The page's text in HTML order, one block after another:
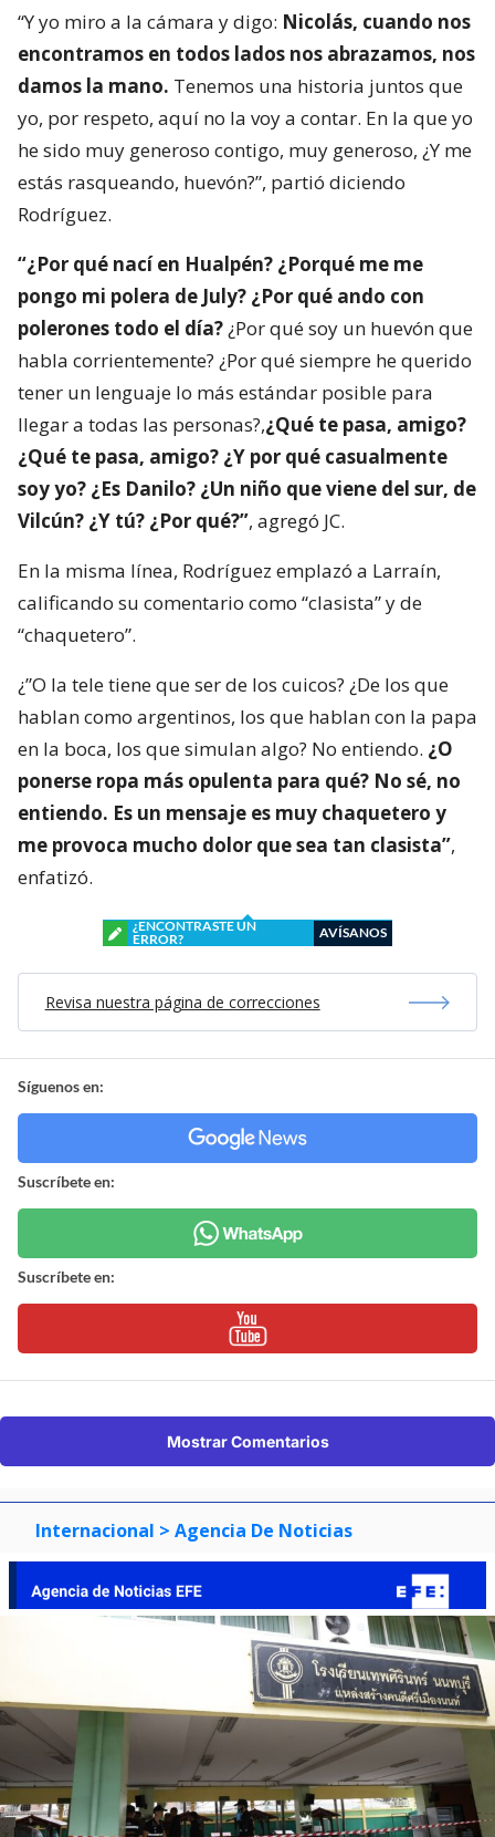
“Y yo miro a la cámara y digo: Nicolás, cuando nos
encontramos en todos lados nos abrazamos, nos
damos la mano. Tenemos una historia juntos que
yo, por respeto, aquí no la voy a contar. En la que yo
he sido muy generoso contigo, muy generoso, ¿Y me
estás rasqueando, huevón?”, partió diciendo
Rodríguez.
“¿Por qué nací en Hualpén? ¿Porqué me me
pongo mi polera de July? ¿Por qué ando con
polerones todo el día?¿Por qué soy un huevón que
habla corrientemente? ¿Por qué siempre he querido
tener un lenguaje lo más estándar posible para
llegar a todas las personas?,¿Qué te pasa, amigo?
¿Qué te pasa, amigo? ¿Y por qué casualmente
soy yo? ¿Es Danilo? ¿Un niño que viene del sur, de
Vilcún? ¿Y tú? ¿Por qué?”, agregó JC.
En la misma línea, Rodríguez emplazó a Larraín,
calificando su comentario como “clasista” y de
“chaquetero”.
¿”O la tele tiene que ser de los cuicos? ¿De los que
hablan como argentinos, los que hablan con la papa
en la boca, los que simulan algo? No entiendo. ¿O
ponerse ropa más opulenta para qué? No sé, no
entiendo. Es un mensaje es muy chaquetero y
me provoca mucho dolor que sea tan clasista”,
enfatizó.
¿ENCONTRASTE UN
ERROR?
AVÍSANOS
Revisa nuestra página de correcciones
Síguenos en:
Suscríbete en:
Suscríbete en:
Mostrar Comentarios
Internacional > Agencia De Noticias